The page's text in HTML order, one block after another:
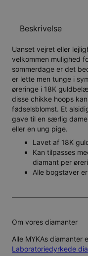
Beskrivelse
Uanset vejret eller
velkommen mulighed
sommerdage er det
er lette men tunge i
øreringe i 18K
disse chikke hoops
fødselsblomst. Et
gave til en særlig
eller en ung pige.
Lavet af 18K
Kan tilpasses
diamant per
Alle bogstaver
Om vores diamanter
Alle MYKAs diamanter
Laboratoriedyrkede